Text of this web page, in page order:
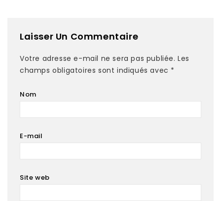
Laisser Un Commentaire
Votre adresse e-mail ne sera pas publiée. Les
champs obligatoires sont indiqués avec *
Nom
E-mail
Site web